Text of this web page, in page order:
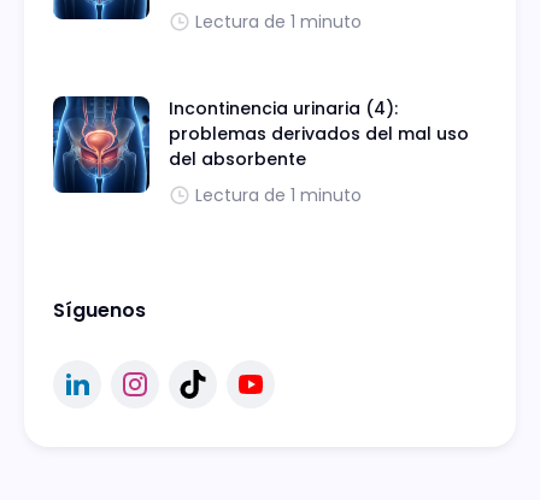
Lectura de 1 minuto
Incontinencia urinaria (4):
problemas derivados del mal uso
del absorbente
Lectura de 1 minuto
Síguenos